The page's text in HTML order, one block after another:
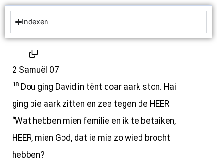
Indexen
2 Samuël 07
18 Dou ging David in tènt doar aark ston. Hai
ging bie aark zitten en zee tegen de HEER:
“Wat hebben mien femilie en ik te betaiken,
HEER, mien God, dat ie mie zo wied brocht
hebben?